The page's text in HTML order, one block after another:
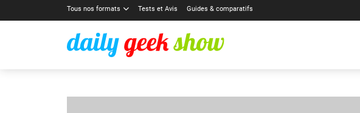
Tous nos formats Tests et Avis Guides & comparatifs